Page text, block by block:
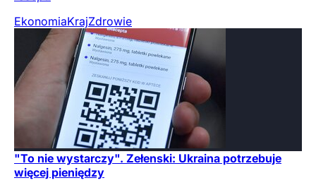
EkonomiaKrajZdrowie
"To nie wystarczy". Zełenski: Ukraina potrzebuje
więcej pieniędzy